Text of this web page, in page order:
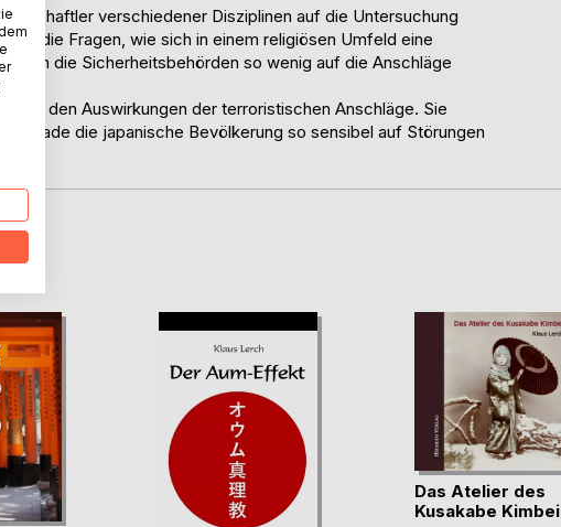
verschiedener Disziplinen auf die Untersuchung
die Fragen, wie sich in einem religiösen Umfeld eine
die Sicherheitsbehörden so wenig auf die Anschläge
mit den Auswirkungen der terroristischen Anschläge. Sie
gerade die japanische Bevölkerung so sensibel auf Störungen
Das Atelier des
Kusakabe Kimbei